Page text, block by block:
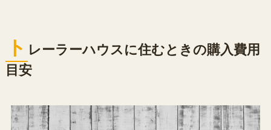
ト レーラーハウスに住むときの購入費用
目安